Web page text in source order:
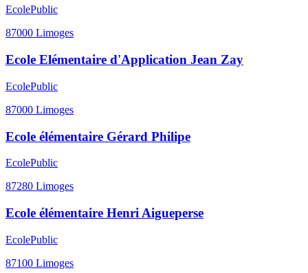
EcolePublic
87000 Limoges
Ecole Elémentaire d'Application Jean Zay
EcolePublic
87000 Limoges
Ecole élémentaire Gérard Philipe
EcolePublic
87280 Limoges
Ecole élémentaire Henri Aigueperse
EcolePublic
87100 Limoges